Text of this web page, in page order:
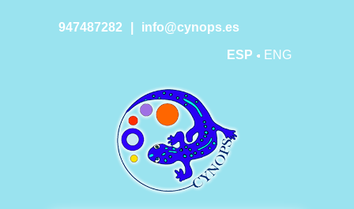
947487282 info@cynops.es
ESP ENG